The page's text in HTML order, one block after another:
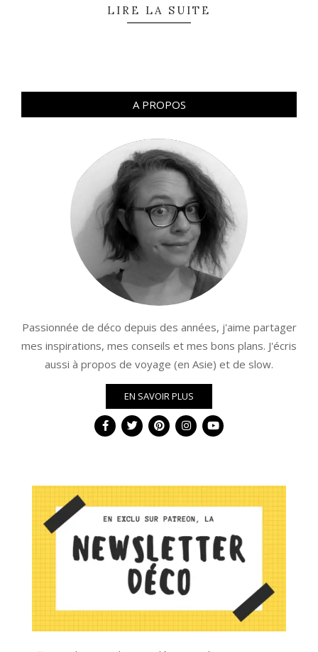
LIRE LA SUITE
A PROPOS
Passionnée de déco depuis des années, j'aime partager
mes inspirations, mes conseils et mes bons plans. J'écris
aussi à propos de voyage (en Asie) et de slow.
EN SAVOIR PLUS